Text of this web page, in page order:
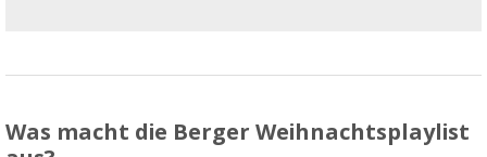
Was macht die Berger Weihnachtsplaylist